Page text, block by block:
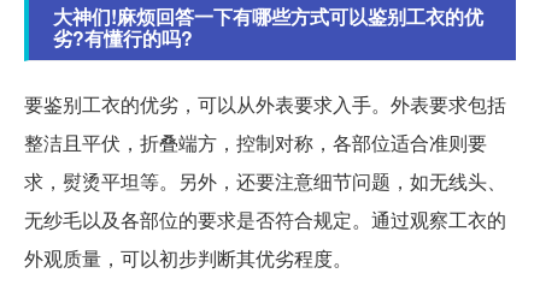
大神们!麻烦回答一下有哪些方式可以鉴别工衣的优
劣?有懂行的吗?
要鉴别工衣的优劣，可以从外表要求入手。外表要求包括
整洁且平伏，折叠端方，控制对称，各部位适合准则要
求，熨烫平坦等。另外，还要注意细节问题，如无线头、
无纱毛以及各部位的要求是否符合规定。通过观察工衣的
外观质量，可以初步判断其优劣程度。